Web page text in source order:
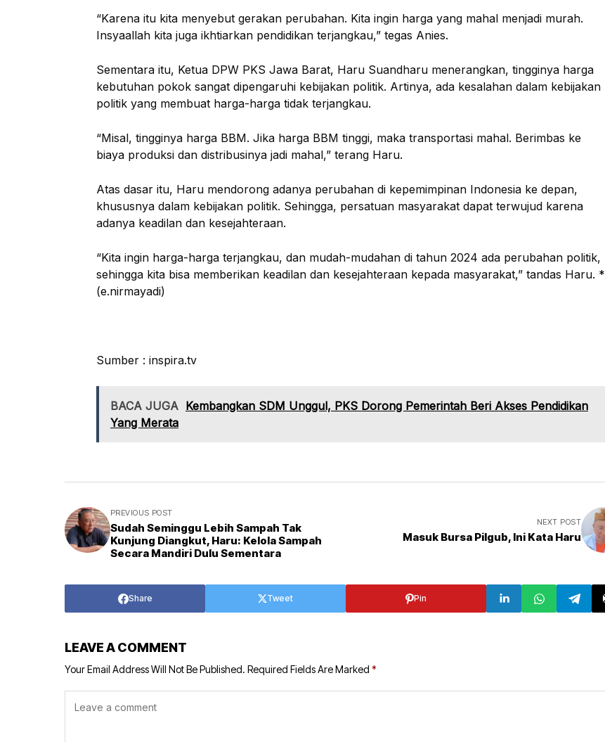
“Karena itu kita menyebut gerakan perubahan. Kita ingin harga yang mahal menjadi murah.
Insyaallah kita juga ikhtiarkan pendidikan terjangkau,” tegas Anies.
Sementara itu, Ketua DPW PKS Jawa Barat, Haru Suandharu menerangkan, tingginya harga
kebutuhan pokok sangat dipengaruhi kebijakan politik. Artinya, ada kesalahan dalam kebijakan
politik yang membuat harga-harga tidak terjangkau.
“Misal, tingginya harga BBM. Jika harga BBM tinggi, maka transportasi mahal. Berimbas ke
biaya produksi dan distribusinya jadi mahal,” terang Haru.
Atas dasar itu, Haru mendorong adanya perubahan di kepemimpinan Indonesia ke depan,
khususnya dalam kebijakan politik. Sehingga, persatuan masyarakat dapat terwujud karena
adanya keadilan dan kesejahteraan.
“Kita ingin harga-harga terjangkau, dan mudah-mudahan di tahun 2024 ada perubahan politik,
sehingga kita bisa memberikan keadilan dan kesejahteraan kepada masyarakat,” tandas Haru. *
(e.nirmayadi)
Sumber : inspira.tv
BACA JUGA Kembangkan SDM Unggul, PKS Dorong Pemerintah Beri Akses Pendidikan
Yang Merata
PREVIOUS POST
Sudah Seminggu Lebih Sampah Tak
Kunjung Diangkut, Haru: Kelola Sampah
Secara Mandiri Dulu Sementara
NEXT POST
Masuk Bursa Pilgub, Ini Kata Haru
Share Tweet Pin
LEAVE A COMMENT
Your Email Address Will Not Be Published. Required Fields Are Marked *